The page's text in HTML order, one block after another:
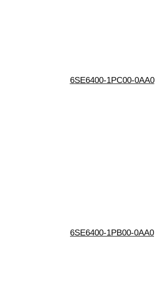
6SE6400-1PC00-0AA0
6SE6400-1PB00-0AA0